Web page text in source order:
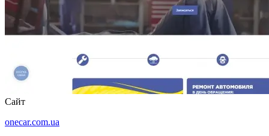
Сайт
onecar.com.ua